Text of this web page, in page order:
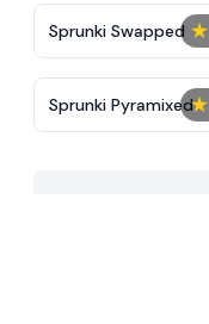
★
Sprunki Swapped
★
Sprunki Pyramixed